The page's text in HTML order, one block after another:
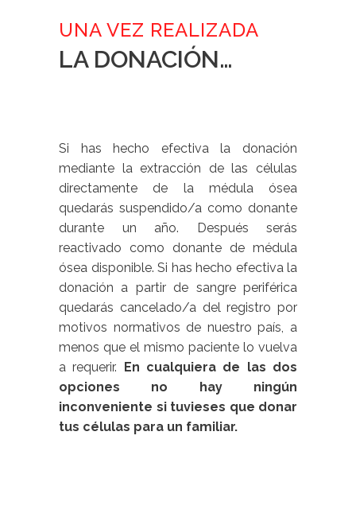
UNA VEZ REALIZADA
LA DONACIÓN…
Si has hecho efectiva la donación
mediante la extracción de las células
directamente de la médula ósea
quedarás suspendido/a como donante
durante un año. Después serás
reactivado como donante de médula
ósea disponible. Si has hecho efectiva la
donación a partir de sangre periférica
quedarás cancelado/a del registro por
motivos normativos de nuestro país, a
menos que el mismo paciente lo vuelva
a requerir. En cualquiera de las dos
opciones no hay ningún
inconveniente si tuvieses que donar
tus células para un familiar.